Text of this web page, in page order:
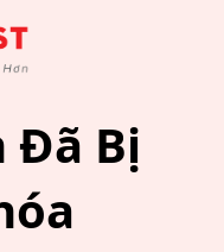
Đã Bị